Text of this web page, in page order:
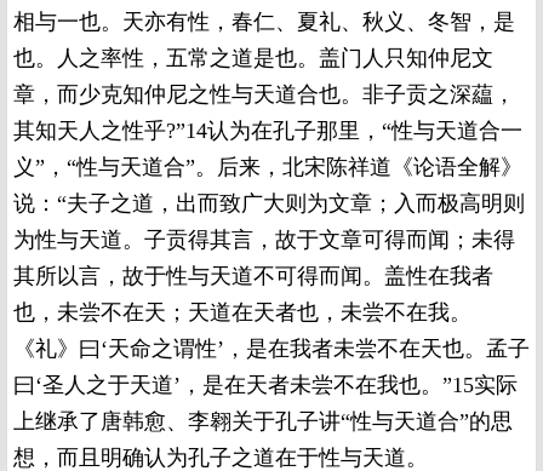
相与一也。天亦有性，春仁、夏礼、秋义、冬智，是
也。人之率性，五常之道是也。盖门人只知仲尼文
章，而少克知仲尼之性与天道合也。非子贡之深藴，
其知天人之性乎?”14认为在孔子那里，“性与天道合一
义”，“性与天道合”。后来，北宋陈祥道《论语全解》
说：“夫子之道，出而致广大则为文章；入而极高明则
为性与天道。子贡得其言，故于文章可得而闻；未得
其所以言，故于性与天道不可得而闻。盖性在我者
也，未尝不在天；天道在天者也，未尝不在我。
《礼》曰‘天命之谓性’，是在我者未尝不在天也。孟子
曰‘圣人之于天道’，是在天者未尝不在我也。”15实际
上继承了唐韩愈、李翱关于孔子讲“性与天道合”的思
想，而且明确认为孔子之道在于性与天道。